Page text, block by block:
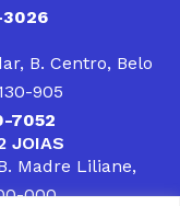
3026
B. Centro, Belo
905
7052
JOIAS
Madre Liliane,
000